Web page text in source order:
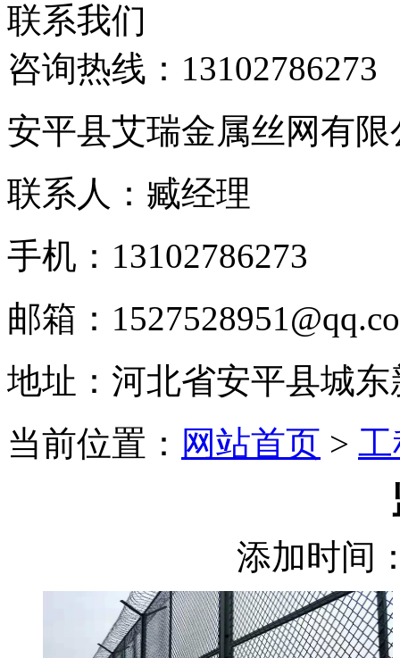
联系我们
咨询热线： 13102786273
安平县艾瑞金属丝网有限
联系人：臧经理
手机：13102786273
邮箱：
地址：河北省安平县城
当前位置： 网站首页 >
添加时间